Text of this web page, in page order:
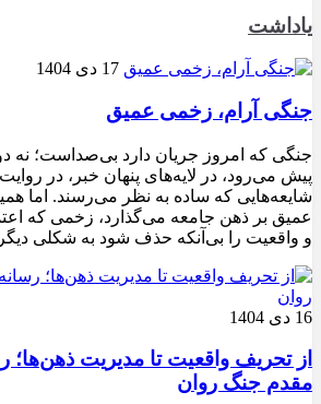
یاداشت
17 دی 1404
جنگی آرام، زخمی عمیق
جنگی که امروز جریان دارد بی‌صداست؛ نه
پیش می‌رود، در لایه‌های پنهان خبر، در
شایعه‌هایی که ساده به نظر می‌رسند. اما
عمیق بر ذهن جامعه می‌گذارد، زخمی که
و واقعیت را بی‌آنکه حذف شود به شکلی
16 دی 1404
از تحریف واقعیت تا مدیریت ذهن‌ها؛
مقدم جنگ روان